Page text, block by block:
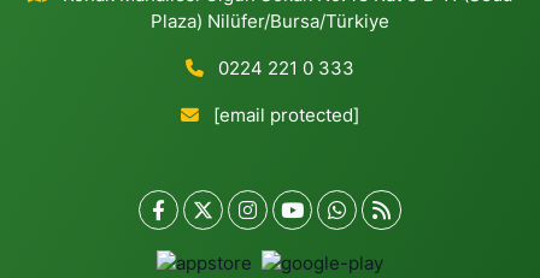
Plaza) Nilüfer/Bursa/Türkiye
0224 221 0 333
[email protected]